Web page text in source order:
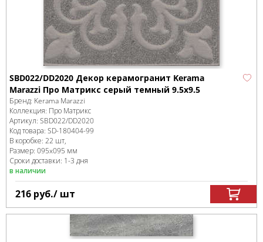
SBD022/DD2020 Декор керамогранит Kerama
Marazzi Про Матрикс серый темный 9.5x9.5
Бренд: Kerama Marazzi
Коллекция: Про Матрикс
Артикул: SBD022/DD2020
Код товара: SD-180404-99
В коробке: 22 шт,
Размер: 095x095 мм
Сроки доставки: 1-3 дня
в наличии
216 руб./ шт